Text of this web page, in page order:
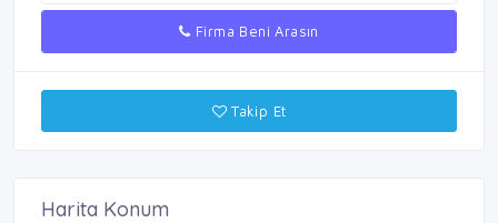
Firma Beni Arasın
Takip Et
Harita Konum